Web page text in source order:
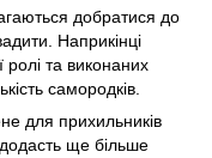
добратися до
Наприкінці
ролі та виконаних
самородків.
для прихильників
ще більше